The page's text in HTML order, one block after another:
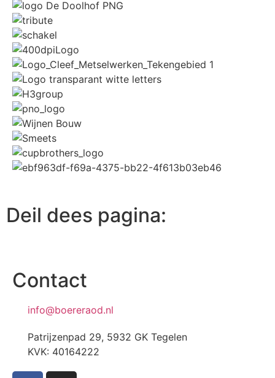
Deil dees pagina:
Contact
info@boereraod.nl
Patrijzenpad 29, 5932 GK Tegelen
KVK: 40164222